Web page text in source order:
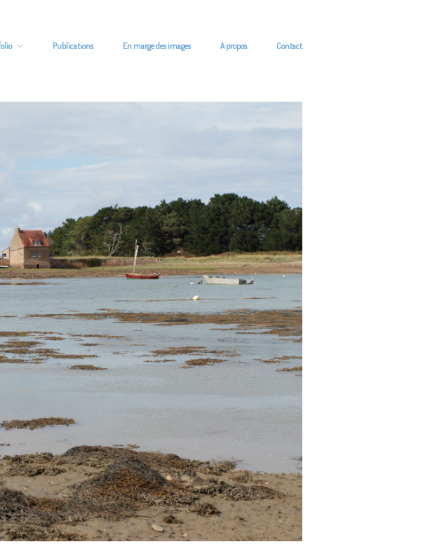
Publications En marge des images A propos Contact